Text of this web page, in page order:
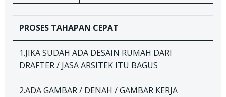
PROSES TAHAPAN CEPAT
1.JIKA SUDAH ADA DESAIN RUMAH DARI
DRAFTER / JASA ARSITEK ITU BAGUS
2.ADA GAMBAR / DENAH / GAMBAR KERJA